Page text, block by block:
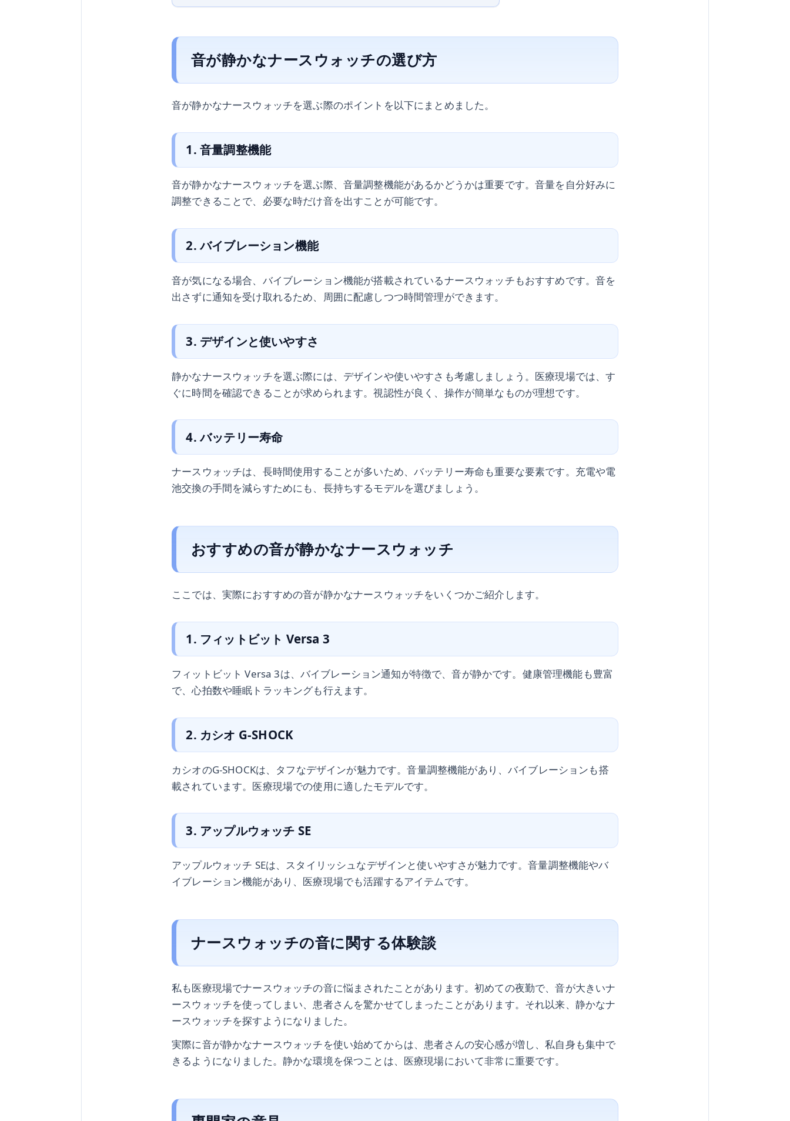
音が静かなナースウォッチの選び方
音が静かなナースウォッチを選ぶ際のポイントを以下にまとめました。
1. 音量調整機能
音が静かなナースウォッチを選ぶ際、音量調整機能があるかどうかは重要です。音量を自分好みに
調整できることで、必要な時だけ音を出すことが可能です。
2. バイブレーション機能
音が気になる場合、バイブレーション機能が搭載されているナースウォッチもおすすめです。音を
出さずに通知を受け取れるため、周囲に配慮しつつ時間管理ができます。
3. デザインと使いやすさ
静かなナースウォッチを選ぶ際には、デザインや使いやすさも考慮しましょう。医療現場では、す
ぐに時間を確認できることが求められます。視認性が良く、操作が簡単なものが理想です。
4. バッテリー寿命
ナースウォッチは、長時間使用することが多いため、バッテリー寿命も重要な要素です。充電や電
池交換の手間を減らすためにも、長持ちするモデルを選びましょう。
おすすめの音が静かなナースウォッチ
ここでは、実際におすすめの音が静かなナースウォッチをいくつかご紹介します。
1. フィットビット Versa 3
フィットビット Versa 3は、バイブレーション通知が特徴で、音が静かです。健康管理機能も豊富
で、心拍数や睡眠トラッキングも行えます。
2. カシオ G-SHOCK
カシオのG-SHOCKは、タフなデザインが魅力です。音量調整機能があり、バイブレーションも搭
載されています。医療現場での使用に適したモデルです。
3. アップルウォッチ SE
アップルウォッチ SEは、スタイリッシュなデザインと使いやすさが魅力です。音量調整機能やバ
イブレーション機能があり、医療現場でも活躍するアイテムです。
ナースウォッチの音に関する体験談
私も医療現場でナースウォッチの音に悩まされたことがあります。初めての夜勤で、音が大きいナ
ースウォッチを使ってしまい、患者さんを驚かせてしまったことがあります。それ以来、静かなナ
ースウォッチを探すようになりました。
実際に音が静かなナースウォッチを使い始めてからは、患者さんの安心感が増し、私自身も集中で
きるようになりました。静かな環境を保つことは、医療現場において非常に重要です。